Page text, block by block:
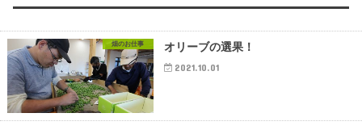
畑のお仕事 オリーブの選果！
2021.10.01